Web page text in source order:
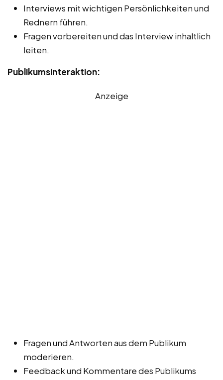
Interviews mit wichtigen Persönlichkeiten und
Rednern führen.
Fragen vorbereiten und das Interview inhaltlich
leiten.
Publikumsinteraktion:
Anzeige
Fragen und Antworten aus dem Publikum
moderieren.
Feedback und Kommentare des Publikums